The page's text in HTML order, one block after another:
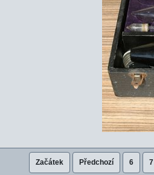
Začátek Předchozí 6 7